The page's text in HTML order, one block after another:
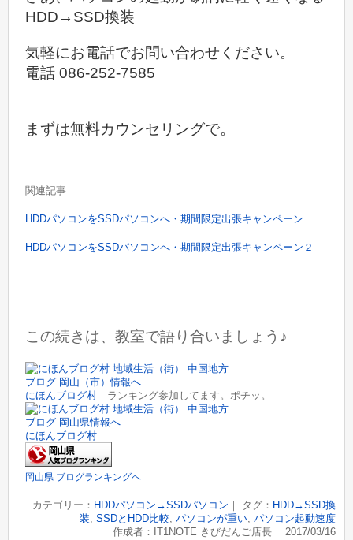
HDD→SSD換装
気軽にお電話でお問い合わせください。
電話 086-252-7585
まずは無料カウンセリングで。
関連記事
HDDパソコンをSSDパソコンへ・期間限定出張キャンペーン
HDDパソコンをSSDパソコンへ・期間限定出張キャンペーン２
この続きは、教室で語り合いましょう♪
にほんブログ村 ランキング参加してます。ポチッ。
にほんブログ村
岡山県 ブログランキングへ
カテゴリー： HDDパソコン→SSDパソコン ｜ タグ： HDD→SSD換
装 SSDとHDD比較 パソコンが重い, パソコン起動速度
作成者：IT1NOTE きびだんご店長｜ 2017/03/16